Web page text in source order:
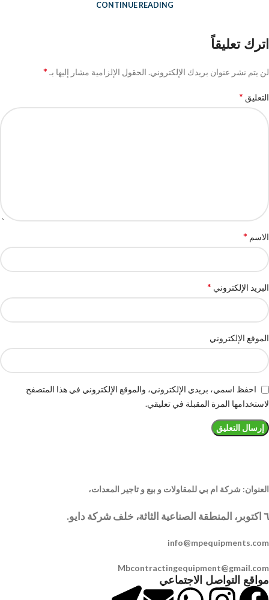
CONTINUE READING
اترك تعليقاً
لن يتم نشر عنوان بريدك الإلكتروني. الحقول الإلزامية مشار إليها بـ *
التعليق *
الاسم *
البريد الإلكتروني *
الموقع الإلكتروني
احفظ اسمي، بريدي الإلكتروني، والموقع الإلكتروني في هذا المتصفح
لاستخدامها المرة المقبلة في تعليقي.
العنوان: شركة ام بي للمقاولات و بيع و تاجير المعدات،
٦ اكتوبر، المنطقة الصناعية الثاثة، خلف شركة دايو.
info@mpequipments.com
Mbcontractingequipment@gmail.com
مواقع التواصل الاجتماعي